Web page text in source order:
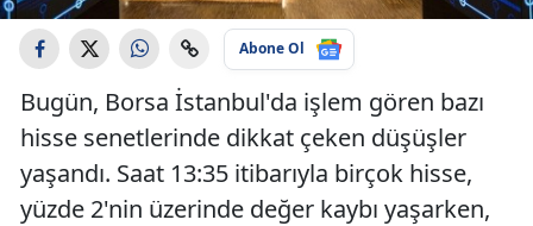
Abone Ol
Bugün, Borsa İstanbul'da işlem gören bazı
hisse senetlerinde dikkat çeken düşüşler
yaşandı. Saat 13:35 itibarıyla birçok hisse,
yüzde 2'nin üzerinde değer kaybı yaşarken,